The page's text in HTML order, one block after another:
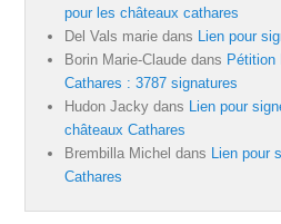
pour les châteaux cathares
Del Vals marie dans Lien pour
Borin Marie-Claude dans Pétition
Cathares : 3787 signatures
Hudon Jacky dans Lien pour
châteaux Cathares
Brembilla Michel dans Lien pour
Cathares